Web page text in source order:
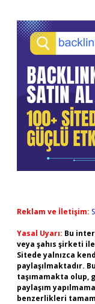
Reklam ve İletişim:
Yasal Uyarı: Bu
veya şahıs şirketi
Sitede yalnızca
paylaşılmaktadır.
taşımamakta olup,
paylaşım
benzerlikleri